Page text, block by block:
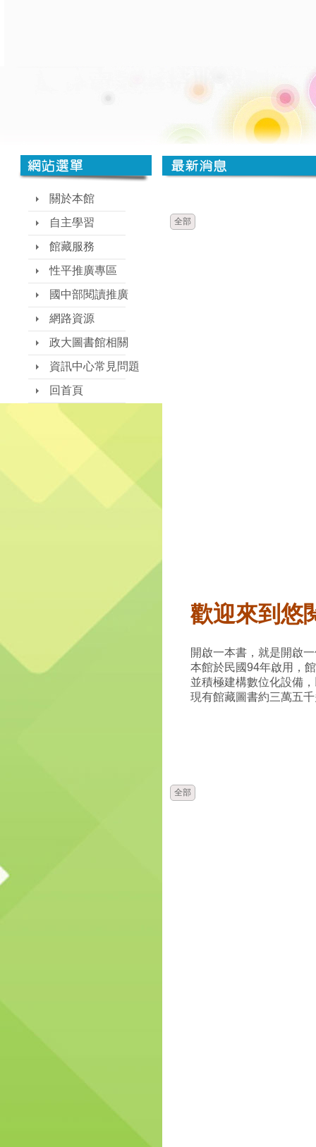
關於本館
自主學習
館藏服務
性平推廣專區
國中部閱讀推廣
網路資源
政大圖書館相關
資訊中心常見問題
回首頁
全部
歡迎來到悠
開啟一本書，就是開啟
本館於民國94年啟用，
並積極建構數位化設備
現有館藏圖書約三萬五
全部